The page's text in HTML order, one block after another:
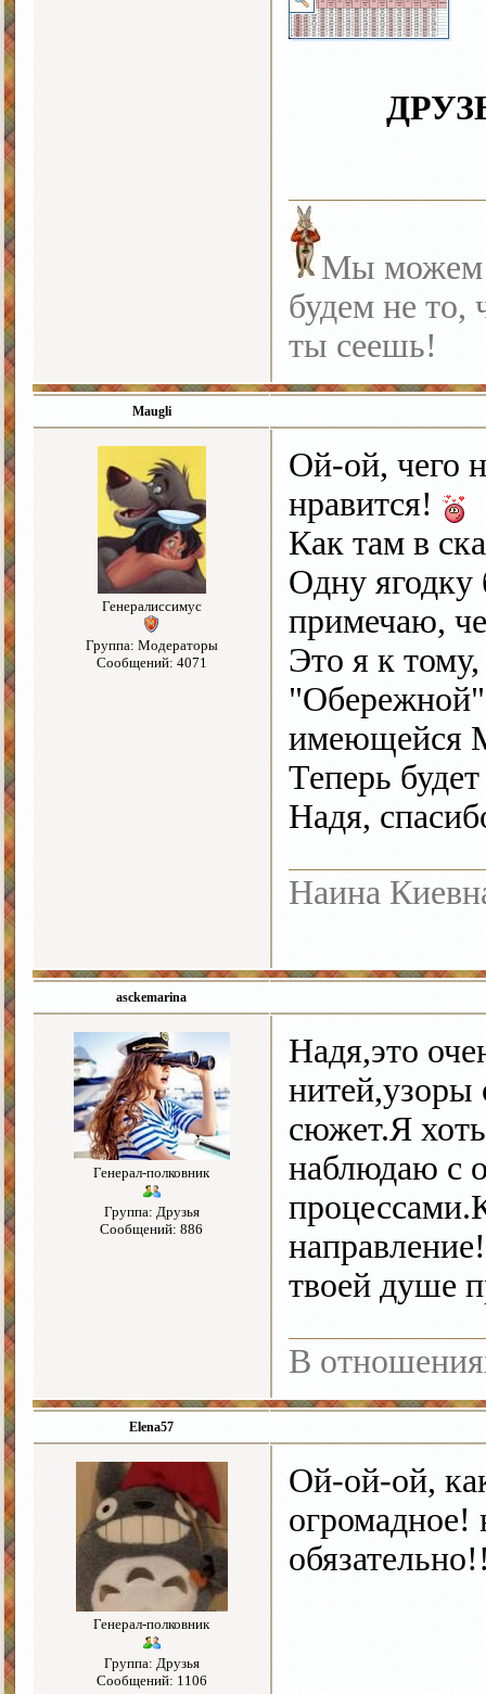
Мы можем
будем не то,
ты сеешь!
Maugli
Генералиссимус
Группа: Модераторы
Сообщений: 4071
Ой-ой, чего
нравится!
Как там в
Одну ягодку
примечаю,
Это я к
"Обережной"
имеющейся
Теперь
Надя,
Наина
asckemarina
Генерал-полковник
Группа: Друзья
Сообщений: 886
Надя,это
нитей,узоры
сюжет.Я
наблюдаю с
твоей душе
В
Elena57
Генерал-полковник
Группа: Друзья
Сообщений: 1106
Ой-ой-ой,